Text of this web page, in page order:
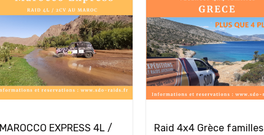
MAROCCO EXPRESS 4L /
Raid 4x4 Grèce familles